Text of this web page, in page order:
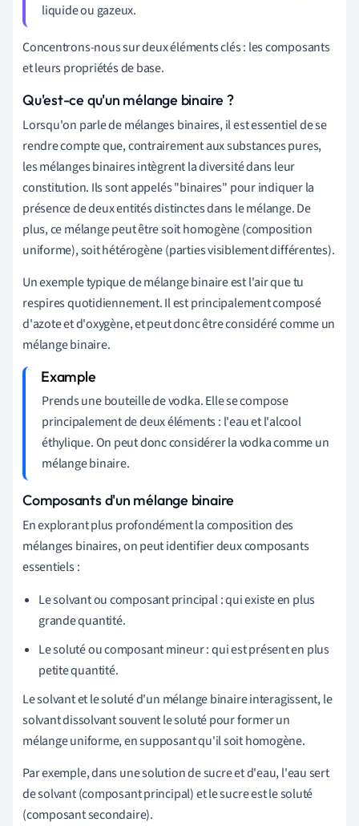
liquide ou gazeux.
Concentrons-nous sur deux éléments clés : les composants
et leurs propriétés de base.
Qu'est-ce qu'un mélange binaire ?
Lorsqu'on parle de mélanges binaires, il est essentiel de se
rendre compte que, contrairement aux substances pures,
les mélanges binaires intègrent la diversité dans leur
constitution. Ils sont appelés "binaires" pour indiquer la
présence de deux entités distinctes dans le mélange. De
plus, ce mélange peut être soit homogène (composition
uniforme), soit hétérogène (parties visiblement différentes).
Un exemple typique de mélange binaire est l'air que tu
respires quotidiennement. Il est principalement composé
d'azote et d'oxygène, et peut donc être considéré comme un
mélange binaire.
Prends une bouteille de vodka. Elle se compose
principalement de deux éléments : l'eau et l'alcool
éthylique. On peut donc considérer la vodka comme un
mélange binaire.
Composants d'un mélange binaire
En explorant plus profondément la composition des
mélanges binaires, on peut identifier deux composants
essentiels :
Le solvant ou composant principal : qui existe en plus
grande quantité.
Le soluté ou composant mineur : qui est présent en plus
petite quantité.
Le solvant et le soluté d'un mélange binaire interagissent, le
solvant dissolvant souvent le soluté pour former un
mélange uniforme, en supposant qu'il soit homogène.
Par exemple, dans une solution de sucre et d'eau, l'eau sert
de solvant (composant principal) et le sucre est le soluté
(composant secondaire).